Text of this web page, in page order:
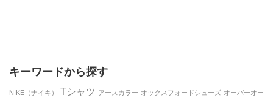
キーワードから探す
NIKE（ナイキ） Tシャツ アースカラー オックスフォードシューズ オーバーオー